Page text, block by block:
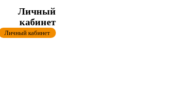
Личный
кабинет
Личный кабинет